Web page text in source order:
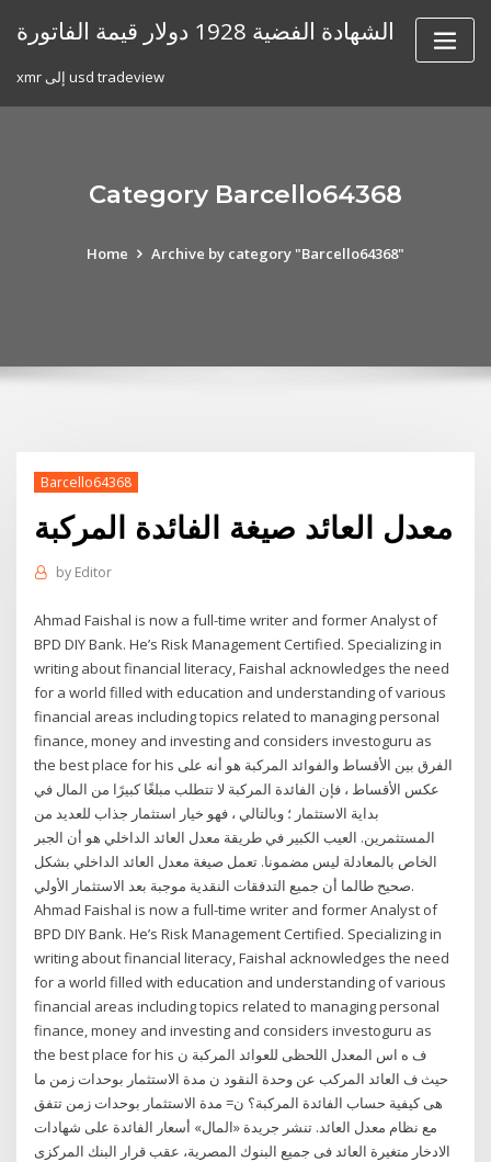
الشهادة الفضية 1928 دولار قيمة الفاتورة
xmr إلى usd tradeview
Category Barcello64368
Home Archive by category "Barcello64368"
Barcello64368
معدل العائد صيغة الفائدة المركبة
by Editor
Ahmad Faishal is now a full-time writer and former Analyst of
BPD DIY Bank. He’s Risk Management Certified. Specializing in
writing about financial literacy, Faishal acknowledges the need
for a world filled with education and understanding of various
financial areas including topics related to managing personal
finance, money and investing and considers investoguru as
the best place for his الفرق بين الأقساط والفوائد المركبة هو أنه على
عكس الأقساط ، فإن الفائدة المركبة لا تتطلب مبلغًا كبيرًا من المال في
بداية الاستثمار ؛ وبالتالي ، فهو خيار استثمار جذاب للعديد من
المستثمرين. العيب الكبير في طريقة معدل العائد الداخلي هو أن الجبر
الخاص بالمعادلة ليس مضمونا. تعمل صيغة معدل العائد الداخلي بشكل
صحيح طالما أن جميع التدفقات النقدية موجبة بعد الاستثمار الأولي.
Ahmad Faishal is now a full-time writer and former Analyst of
BPD DIY Bank. He’s Risk Management Certified. Specializing in
writing about financial literacy, Faishal acknowledges the need
for a world filled with education and understanding of various
financial areas including topics related to managing personal
finance, money and investing and considers investoguru as
the best place for his ف ه اس المعدل اللحظى للعوائد المركبة ن
حيث ف العائد المركب عن وحدة النقود ن مدة الاستثمار بوحدات زمن ما
هى كيفية حساب الفائدة المركبة؟ ن= مدة الاستثمار بوحدات زمن تتفق
مع نظام معدل العائد. تنشر جريدة «المال» أسعار الفائدة على شهادات
الادخار متغيرة العائد فى جميع البنوك المصرية، عقب قرار البنك المركزى